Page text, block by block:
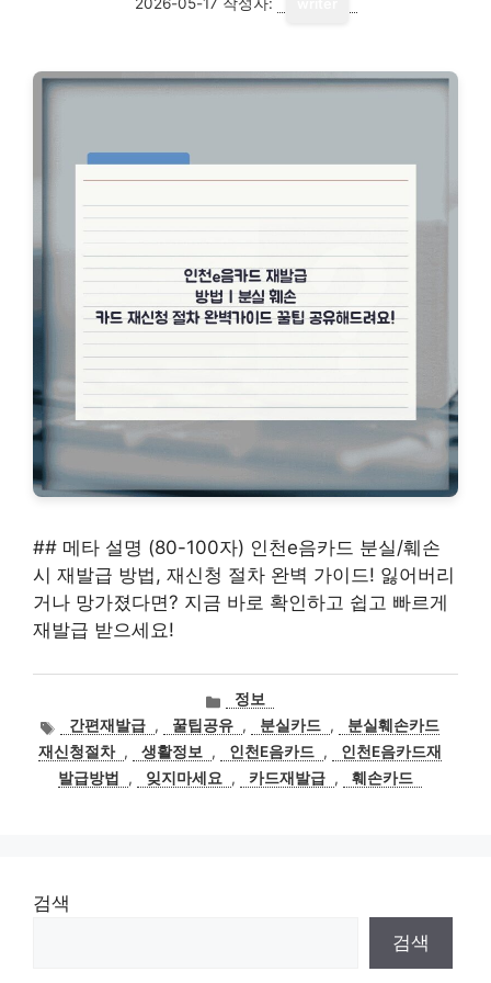
## 메타 설명 (80-100자) 인천e음카드 분실/훼손
시 재발급 방법, 재신청 절차 완벽 가이드! 잃어버리
거나 망가졌다면? 지금 바로 확인하고 쉽고 빠르게
재발급 받으세요!
카
테
고
리
정보
태
그
간편재발급 , 꿀팁공유 , 분실카드 ,
분실훼손카드
재신청절차 , 생활정보 , 인천E음카드 ,
인천E음카드재
발급방법
, 잊지마세요 , 카드재발급 , 훼손카드
검색
검색